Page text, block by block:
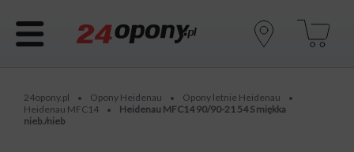
24opony.pl • Opony Heidenau • Opony letnie Heidenau •
Heidenau MFC14 •
Heidenau MFC14 90/90-21 54 S miękka
nieb./nieb